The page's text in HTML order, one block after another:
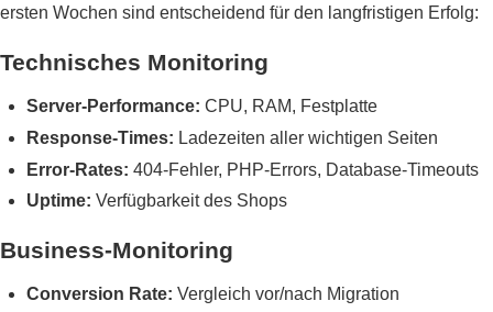
ersten Wochen sind entscheidend für den langfristigen Erfolg:
Technisches Monitoring
Server-Performance: CPU, RAM, Festplatte
Response-Times: Ladezeiten aller wichtigen Seiten
Error-Rates: 404-Fehler, PHP-Errors, Database-Timeouts
Uptime: Verfügbarkeit des Shops
Business-Monitoring
Conversion Rate: Vergleich vor/nach Migration